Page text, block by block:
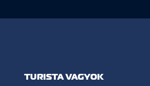
TURISTA VAGYOK